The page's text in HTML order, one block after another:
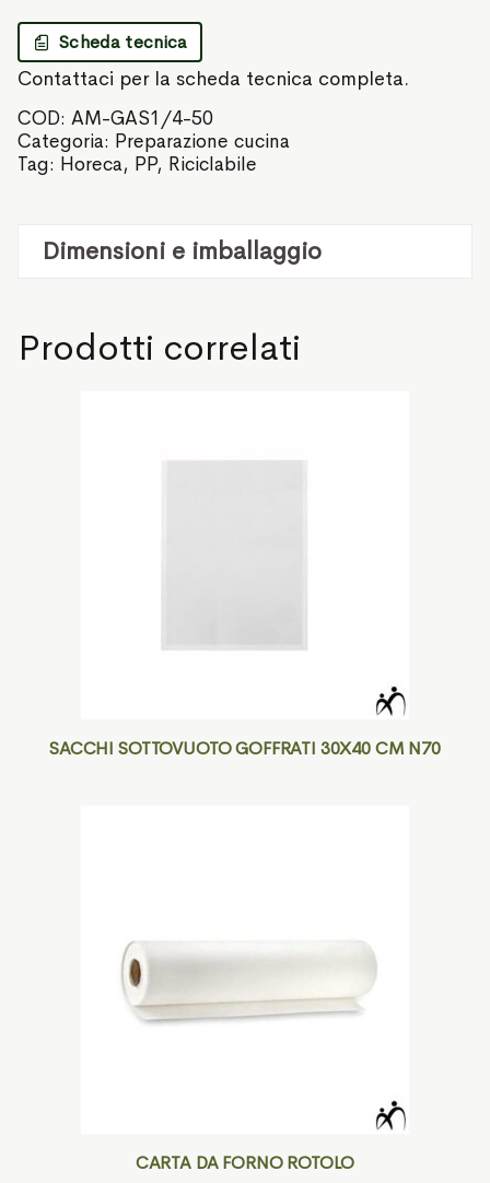
Scheda tecnica
Contattaci per la scheda tecnica completa.
COD: AM-GAS1/4-50
Categoria: Preparazione cucina
Tag: Horeca, PP, Riciclabile
Dimensioni e imballaggio
Prodotti correlati
SACCHI SOTTOVUOTO GOFFRATI 30X40 CM N70
CARTA DA FORNO ROTOLO